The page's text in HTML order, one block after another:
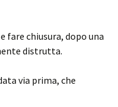
fare chiusura, dopo una
distrutta.
via prima, che